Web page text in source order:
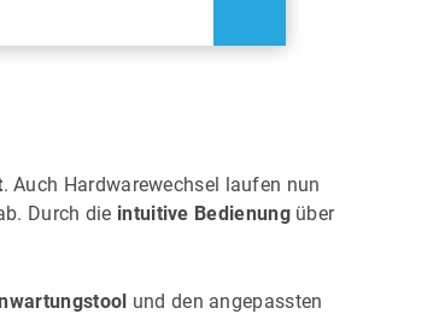
. Auch Hardwarewechsel laufen nun
Durch die intuitive Bedienungüber
und den angepassten